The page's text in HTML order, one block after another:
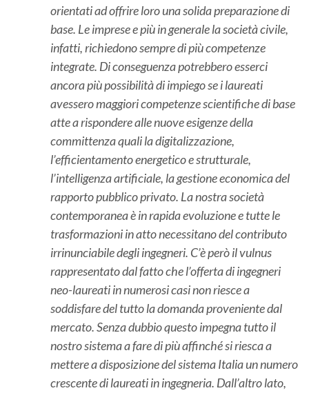
orientati ad offrire loro una solida preparazione di
base. Le imprese e più in generale la società civile,
infatti, richiedono sempre di più competenze
integrate. Di conseguenza potrebbero esserci
ancora più possibilità di impiego se i laureati
avessero maggiori competenze scientifiche di base
atte a rispondere alle nuove esigenze della
committenza quali la digitalizzazione,
l’efficientamento energetico e strutturale,
l’intelligenza artificiale, la gestione economica del
rapporto pubblico privato. La nostra società
contemporanea è in rapida evoluzione e tutte le
trasformazioni in atto necessitano del contributo
irrinunciabile degli ingegneri. C’è però il vulnus
rappresentato dal fatto che l’offerta di ingegneri
neo-laureati in numerosi casi non riesce a
soddisfare del tutto la domanda proveniente dal
mercato. Senza dubbio questo impegna tutto il
nostro sistema a fare di più affinché si riesca a
mettere a disposizione del sistema Italia un numero
crescente di laureati in ingegneria. Dall’altro lato,